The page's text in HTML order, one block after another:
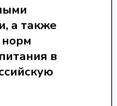
а также
в